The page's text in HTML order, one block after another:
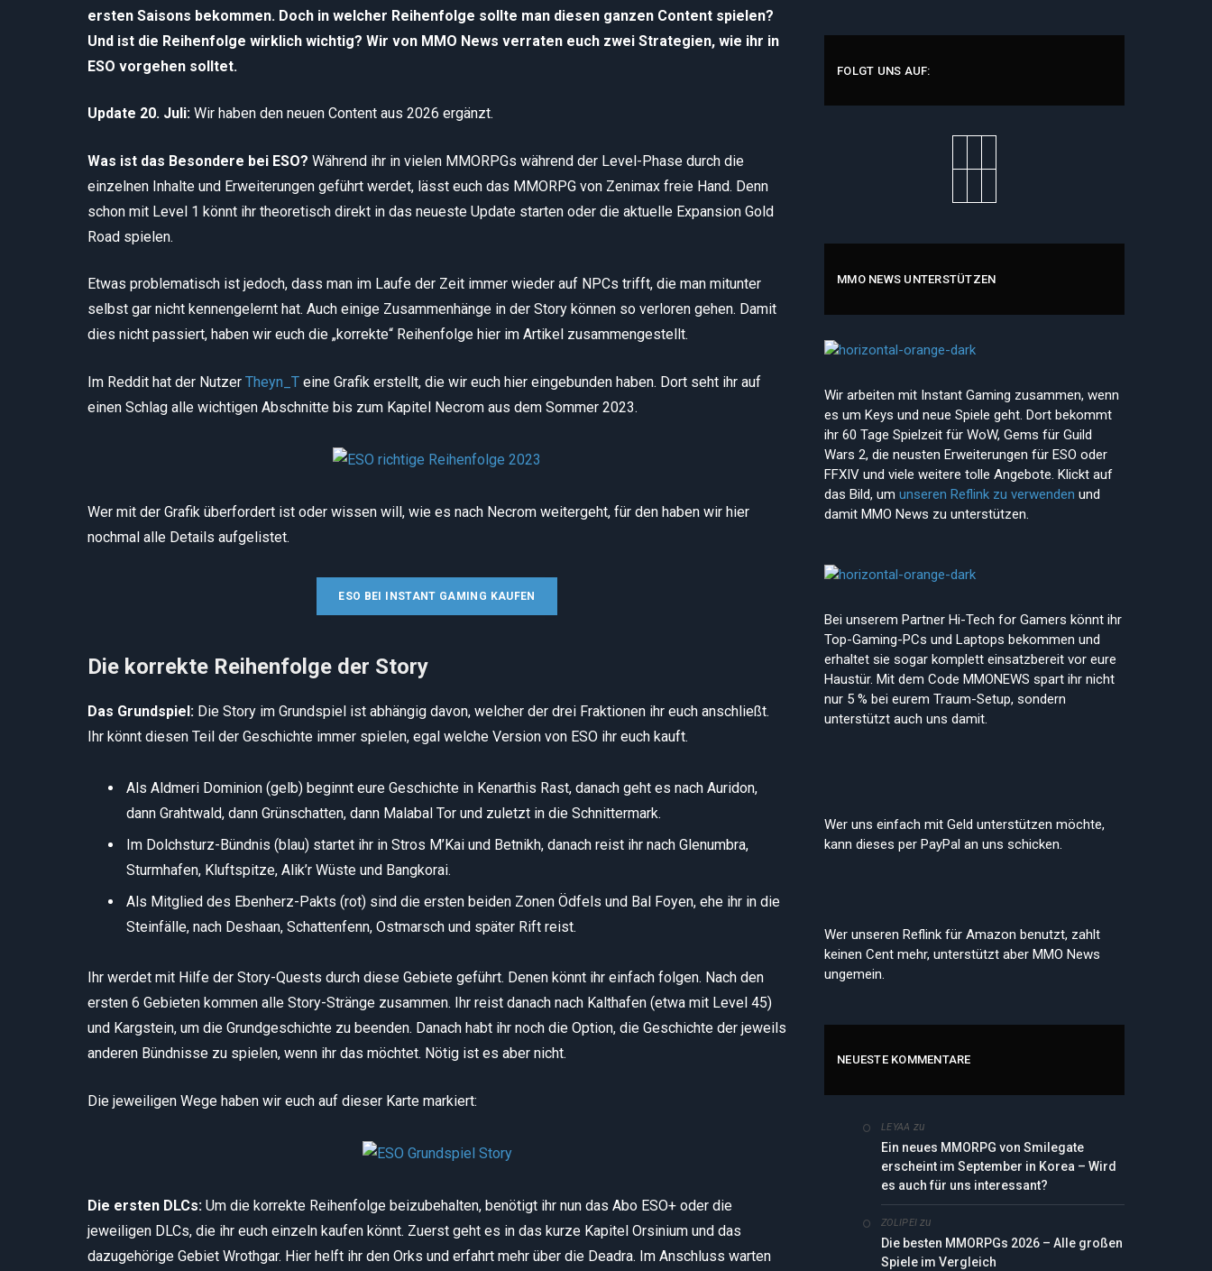
ersten Saisons bekommen. Doch in welcher Reihenfolge sollte man diesen ganzen Content spielen?
Und ist die Reihenfolge wirklich wichtig? Wir von MMO News verraten euch zwei Strategien, wie ihr in
ESO vorgehen solltet.
Update 20. Juli: Wir haben den neuen Content aus 2026 ergänzt.
Was ist das Besondere bei ESO? Während ihr in vielen MMORPGs während der Level-Phase durch die
einzelnen Inhalte und Erweiterungen geführt werdet, lässt euch das MMORPG von Zenimax freie Hand. Denn
schon mit Level 1 könnt ihr theoretisch direkt in das neueste Update starten oder die aktuelle Expansion Gold
Road spielen.
Etwas problematisch ist jedoch, dass man im Laufe der Zeit immer wieder auf NPCs trifft, die man mitunter
selbst gar nicht kennengelernt hat. Auch einige Zusammenhänge in der Story können so verloren gehen. Damit
dies nicht passiert, haben wir euch die „korrekte“ Reihenfolge hier im Artikel zusammengestellt.
Im Reddit hat der Nutzer Theyn_T eine Grafik erstellt, die wir euch hier eingebunden haben. Dort seht ihr auf
einen Schlag alle wichtigen Abschnitte bis zum Kapitel Necrom aus dem Sommer 2023.
Wer mit der Grafik überfordert ist oder wissen will, wie es nach Necrom weitergeht, für den haben wir hier
nochmal alle Details aufgelistet.
ESO BEI INSTANT GAMING KAUFEN
Die korrekte Reihenfolge der Story
Das Grundspiel: Die Story im Grundspiel ist abhängig davon, welcher der drei Fraktionen ihr euch anschließt.
Ihr könnt diesen Teil der Geschichte immer spielen, egal welche Version von ESO ihr euch kauft.
Als Aldmeri Dominion (gelb) beginnt eure Geschichte in Kenarthis Rast, danach geht es nach Auridon,
dann Grahtwald, dann Grünschatten, dann Malabal Tor und zuletzt in die Schnittermark.
Im Dolchsturz-Bündnis (blau) startet ihr in Stros M’Kai und Betnikh, danach reist ihr nach Glenumbra,
Sturmhafen, Kluftspitze, Alik’r Wüste und Bangkorai.
Als Mitglied des Ebenherz-Pakts (rot) sind die ersten beiden Zonen Ödfels und Bal Foyen, ehe ihr in die
Steinfälle, nach Deshaan, Schattenfenn, Ostmarsch und später Rift reist.
Ihr werdet mit Hilfe der Story-Quests durch diese Gebiete geführt. Denen könnt ihr einfach folgen. Nach den
ersten 6 Gebieten kommen alle Story-Stränge zusammen. Ihr reist danach nach Kalthafen (etwa mit Level 45)
und Kargstein, um die Grundgeschichte zu beenden. Danach habt ihr noch die Option, die Geschichte der jeweils
anderen Bündnisse zu spielen, wenn ihr das möchtet. Nötig ist es aber nicht.
Die jeweiligen Wege haben wir euch auf dieser Karte markiert:
Die ersten DLCs: Um die korrekte Reihenfolge beizubehalten, benötigt ihr nun das Abo ESO+ oder die
jeweiligen DLCs, die ihr euch einzeln kaufen könnt. Zuerst geht es in das kurze Kapitel Orsinium und das
dazugehörige Gebiet Wrothgar. Hier helft ihr den Orks und erfahrt mehr über die Deadra. Im Anschluss warten
FOLGT UNS AUF:
MMO NEWS UNTERSTÜTZEN
Wir arbeiten mit Instant Gaming zusammen, wenn
es um Keys und neue Spiele geht. Dort bekommt
ihr 60 Tage Spielzeit für WoW, Gems für Guild
Wars 2, die neusten Erweiterungen für ESO oder
FFXIV und viele weitere tolle Angebote. Klickt auf
das Bild, um unseren Reflink zu verwenden und
damit MMO News zu unterstützen.
Bei unserem Partner Hi-Tech for Gamers könnt ihr
Top-Gaming-PCs und Laptops bekommen und
erhaltet sie sogar komplett einsatzbereit vor eure
Haustür. Mit dem Code MMONEWS spart ihr nicht
nur 5 % bei eurem Traum-Setup, sondern
unterstützt auch uns damit.
Wer uns einfach mit Geld unterstützen möchte,
kann dieses per PayPal an uns schicken.
Wer unseren Reflink für Amazon benutzt, zahlt
keinen Cent mehr, unterstützt aber MMO News
ungemein.
NEUESTE KOMMENTARE
LEYAA zu
Ein neues MMORPG von Smilegate
erscheint im September in Korea – Wird
es auch für uns interessant?
ZOLIPEI zu
Die besten MMORPGs 2026 – Alle großen
Spiele im Vergleich